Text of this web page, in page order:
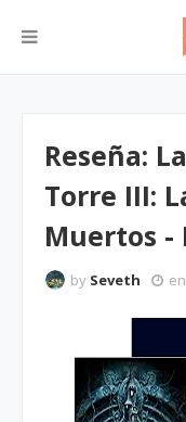
Reseña:
Torre III:
Muertos -
by Seveth